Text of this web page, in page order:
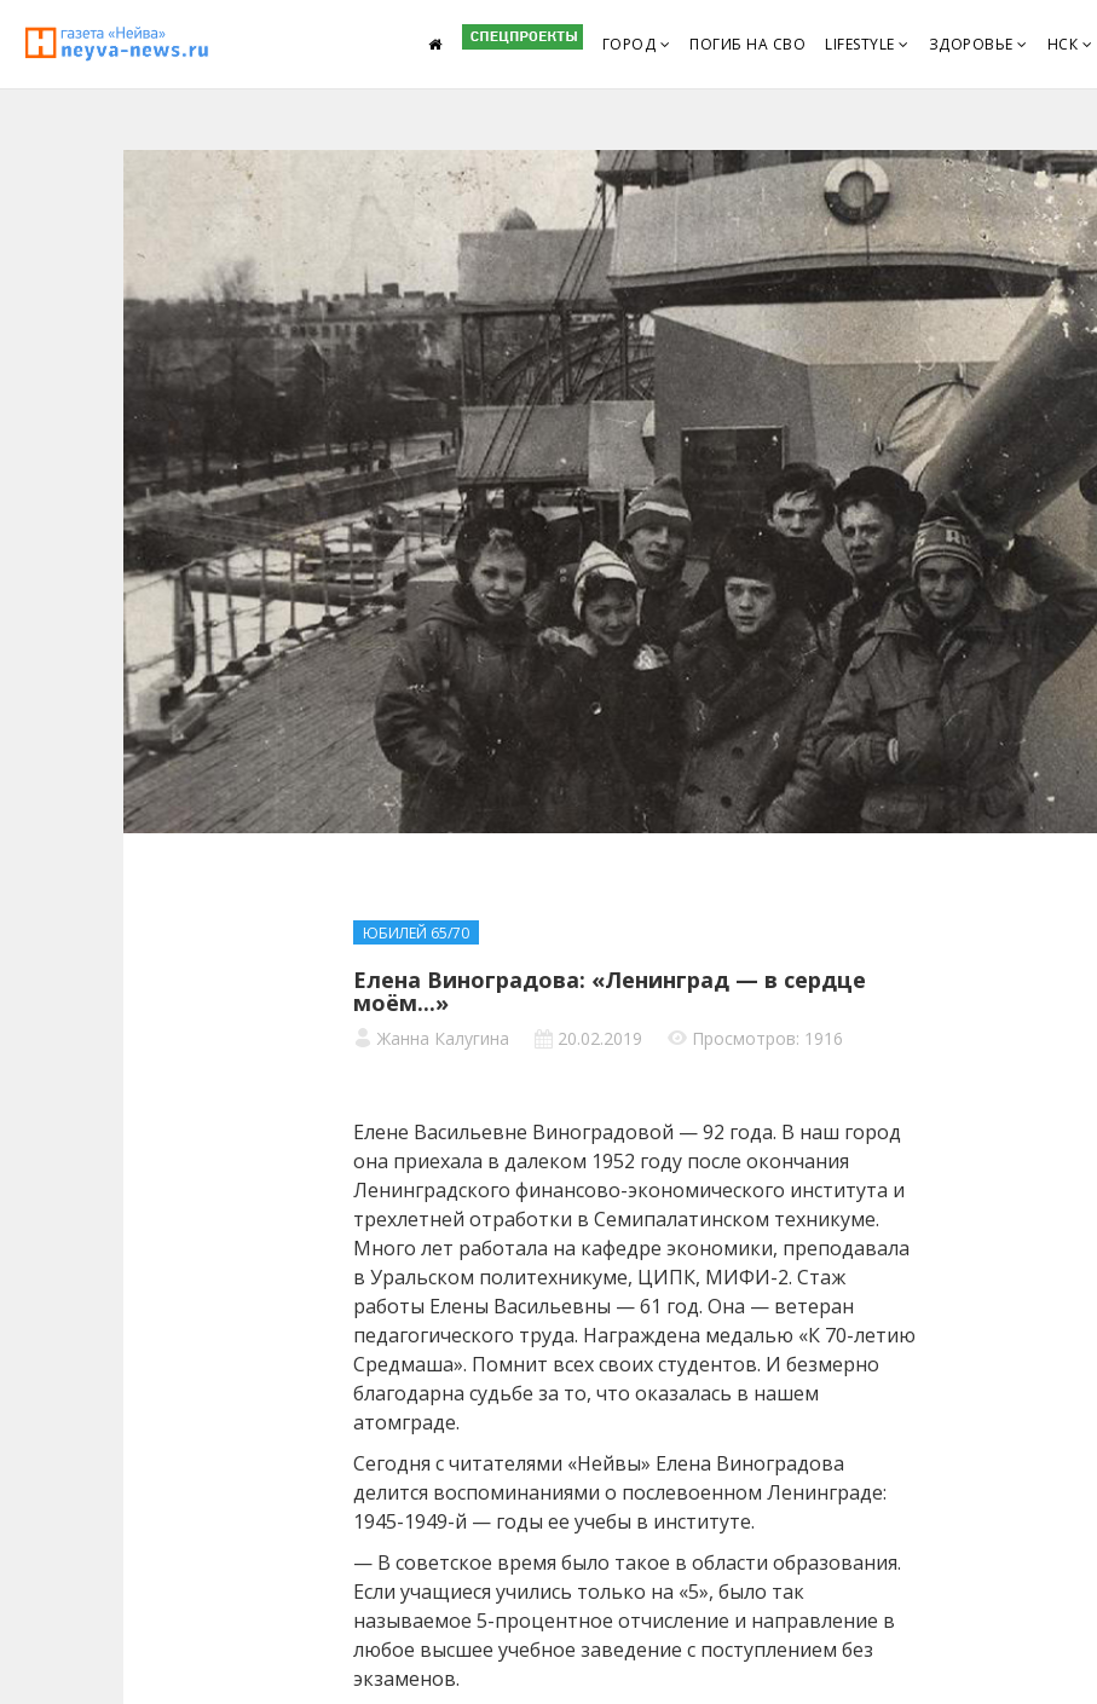
ГОРОД ПОГИБ НА СВО LIFESTYLE ЗДОРОВЬЕ НСК
ЮБИЛЕЙ 65/70
Елена Виноградова: «Ленинград — в сердце
моём...»
Жанна Калугина 20.02.2019 Просмотров: 1916
Елене Васильевне Виноградовой — 92 года. В наш город
она приехала в далеком 1952 году после окончания
Ленинградского финансово-экономического института и
трехлетней отработки в Семипалатинском техникуме.
Много лет работала на кафедре экономики, преподавала
в Уральском политехникуме, ЦИПК, МИФИ-2. Стаж
работы Елены Васильевны — 61 год. Она — ветеран
педагогического труда. Награждена медалью «К 70-летию
Средмаша». Помнит всех своих студентов. И безмерно
благодарна судьбе за то, что оказалась в нашем
атомграде.
Сегодня с читателями «Нейвы» Елена Виноградова
делится воспоминаниями о послевоенном Ленинграде:
1945-1949-й — годы ее учебы в институте.
— В советское время было такое в области образования.
Если учащиеся учились только на «5», было так
называемое 5-процентное отчисление и направление в
любое высшее учебное заведение с поступлением без
экзаменов.